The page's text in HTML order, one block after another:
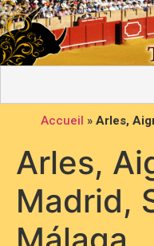
Accueil » Arles,
Arles,
Madrid,